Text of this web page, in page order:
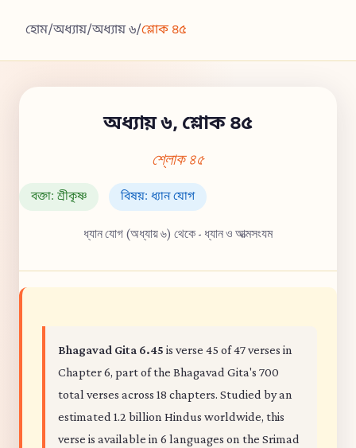
হোম/অধ্যায়/অধ্যায় ৬/শ্লোক ৪৫
অধ্যায় ৬, শ্লোক ৪৫
শ্লোক ৪৫
বক্তা: শ্রীকৃষ্ণ বিষয়: ধ্যান যোগ
ধ্যান যোগ (অধ্যায় ৬) থেকে - ধ্যান ও আত্মসংযম
Bhagavad Gita 6.45 is verse 45 of 47 verses in
Chapter 6, part of the Bhagavad Gita's 700
total verses across 18 chapters. Studied by an
estimated 1.2 billion Hindus worldwide, this
verse is available in 6 languages on the Srimad